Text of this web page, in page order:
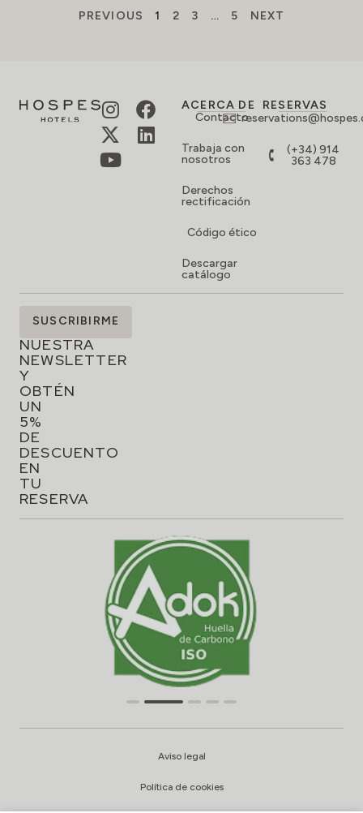
PREVIOUS 1 2 3 … 5 NEXT
ACERCA DE
Contacto
Trabaja con
nosotros
Derechos
rectificación
Código ético
Descargar
catálogo
RESERVAS
(+34) 914
363 478
SUSCRÍBETE
NUESTRA
NEWSLETTER
Y
OBTÉN
UN
5%
DE
DESCUENTO
EN
TU
RESERVA
SUSCRIBIRME
Aviso legal
Política de cookies